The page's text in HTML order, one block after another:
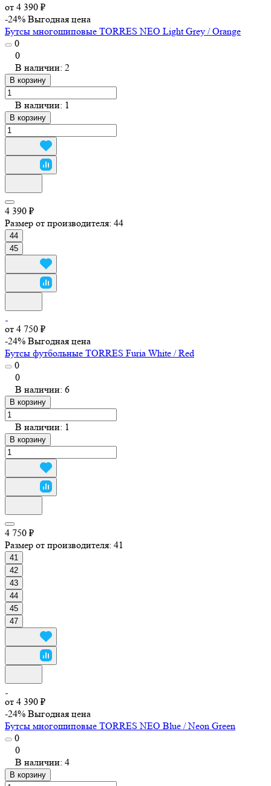
от 4 390 ₽
-24% Выгодная цена
Бутсы многошиповые TORRES NEO Light Grey / Orange
0
0
В наличии: 2
В корзину
В наличии: 1
В корзину
4 390 ₽
Размер от производителя: 44
44
45
от 4 750 ₽
-24% Выгодная цена
Бутсы футбольные TORRES Furia White / Red
0
0
В наличии: 6
В корзину
В наличии: 1
В корзину
4 750 ₽
Размер от производителя: 41
41
42
43
44
45
47
от 4 390 ₽
-24% Выгодная цена
Бутсы многошиповые TORRES NEO Blue / Neon Green
0
0
В наличии: 4
В корзину